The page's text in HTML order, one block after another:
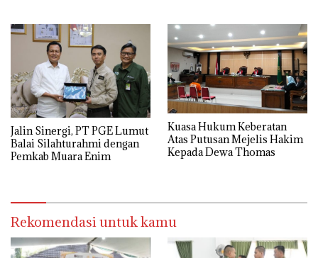
Jalin Sinergi, PT PGE Lumut
Balai Silahturahmi dengan
Pemkab Muara Enim
Kuasa Hukum Keberatan
Atas Putusan Mejelis Hakim
Kepada Dewa Thomas
Rekomendasi untuk kamu